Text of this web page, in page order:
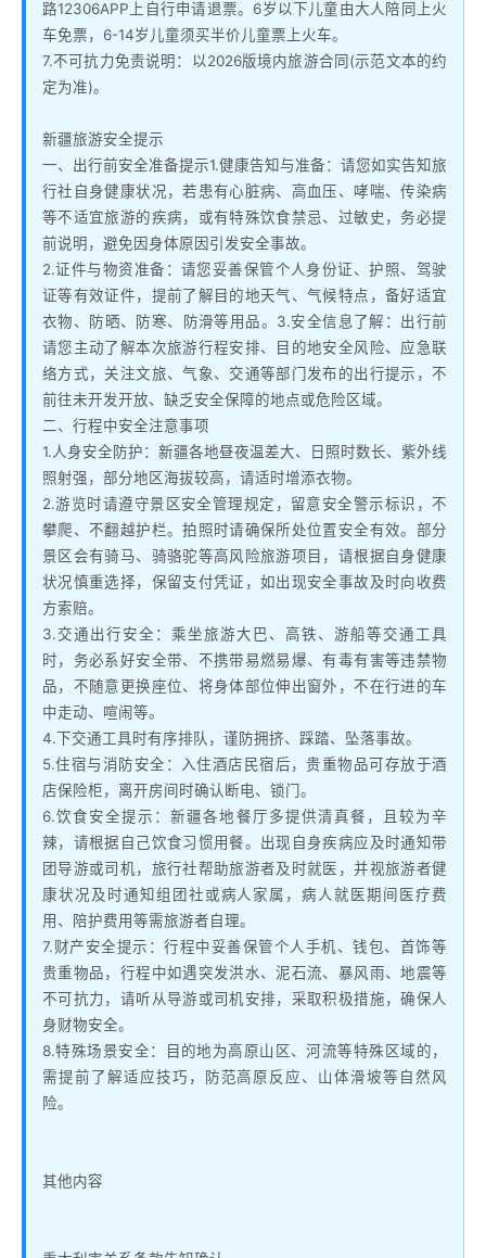
路12306APP上自行申请退票。6岁以下儿童由大人陪同上火
车免票，6-14岁儿童须买半价儿童票上火车。
7.不可抗力免责说明：以2026版境内旅游合同(示范文本的约
定为准)。
新疆旅游安全提示
一、出行前安全准备提示1.健康告知与准备：请您如实告知旅
行社自身健康状况，若患有心脏病、高血压、哮喘、传染病
等不适宜旅游的疾病，或有特殊饮食禁忌、过敏史，务必提
前说明，避免因身体原因引发安全事故。
2.证件与物资准备：请您妥善保管个人身份证、护照、驾驶
证等有效证件，提前了解目的地天气、气候特点，备好适宜
衣物、防晒、防寒、防滑等用品。3.安全信息了解：出行前
请您主动了解本次旅游行程安排、目的地安全风险、应急联
络方式，关注文旅、气象、交通等部门发布的出行提示，不
前往未开发开放、缺乏安全保障的地点或危险区域。
二、行程中安全注意事项
1.人身安全防护：新疆各地昼夜温差大、日照时数长、紫外线
照射强，部分地区海拔较高，请适时增添衣物。
2.游览时请遵守景区安全管理规定，留意安全警示标识，不
攀爬、不翻越护栏。拍照时请确保所处位置安全有效。部分
景区会有骑马、骑骆驼等高风险旅游项目，请根据自身健康
状况慎重选择，保留支付凭证，如出现安全事故及时向收费
方索赔。
3.交通出行安全：乘坐旅游大巴、高铁、游船等交通工具
时，务必系好安全带、不携带易燃易爆、有毒有害等违禁物
品，不随意更换座位、将身体部位伸出窗外，不在行进的车
中走动、喧闹等。
4.下交通工具时有序排队，谨防拥挤、踩踏、坠落事故。
5.住宿与消防安全：入住酒店民宿后，贵重物品可存放于酒
店保险柜，离开房间时确认断电、锁门。
6.饮食安全提示：新疆各地餐厅多提供清真餐，且较为辛
辣，请根据自己饮食习惯用餐。出现自身疾病应及时通知带
团导游或司机，旅行社帮助旅游者及时就医，并视旅游者健
康状况及时通知组团社或病人家属，病人就医期间医疗费
用、陪护费用等需旅游者自理。
7.财产安全提示：行程中妥善保管个人手机、钱包、首饰等
贵重物品，行程中如遇突发洪水、泥石流、暴风雨、地震等
不可抗力，请听从导游或司机安排，采取积极措施，确保人
身财物安全。
8.特殊场景安全：目的地为高原山区、河流等特殊区域的，
需提前了解适应技巧，防范高原反应、山体滑坡等自然风
险。
其他内容